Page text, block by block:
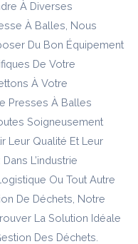
À Diverses
À Balles, Nous
Du Bon Équipement
De Votre
À Votre
Presses À Balles
Soigneusement
Leur Qualité Et Leur
L’industrie
Ou Tout Autre
De Déchets, Notre
La Solution Idéale
Des Déchets.